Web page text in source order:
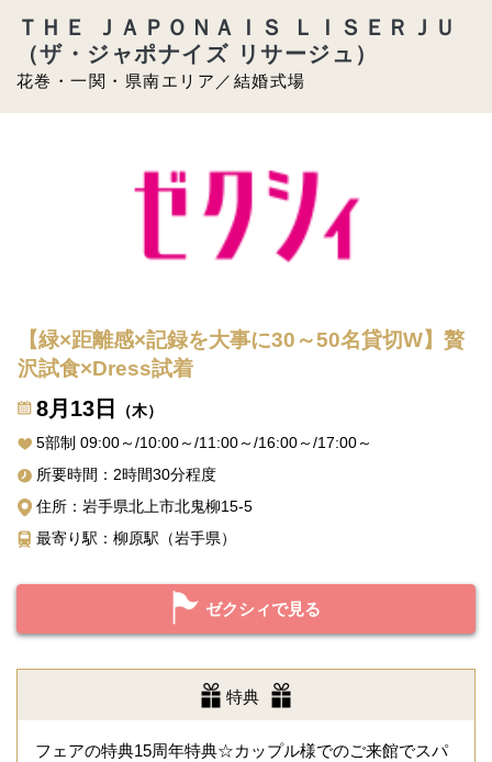
花巻・一関・県南エリア／結婚式場
ＴＨＥ ＪＡＰＯＮＡＩＳ ＬＩＳＥＲＪＵ
（ザ・ジャポナイズ リサージュ）
【緑×距離感×記録を大事に30～50名貸切W】贅
沢試食×Dress試着
8月13日
（木）
5部制 09:00～/10:00～/11:00～/16:00～/17:00～
所要時間：2時間30分程度
住所：岩手県北上市北鬼柳15-5
最寄り駅：柳原駅（岩手県）
ゼクシィで見る
特典
フェアの特典15周年特典☆カップル様でのご来館でスパ